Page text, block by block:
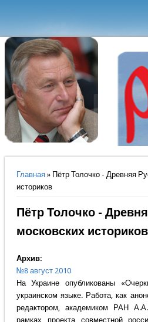
Вы здесь
Главная» Пётр Толочко - Древняя
историков
Пётр Толочко -
московских историков
Архив:
№8 август 2010
На Украине опубликованы
украинском языке. Работа, как
редактором, академиком РАН
рамках проекта совместной